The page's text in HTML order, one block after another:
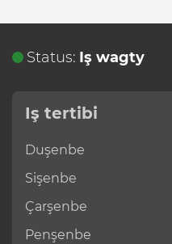
Status: Iş wagty
Iş tertibi
Duşenbe
Sişenbe
Çarşenbe
Penşenbe